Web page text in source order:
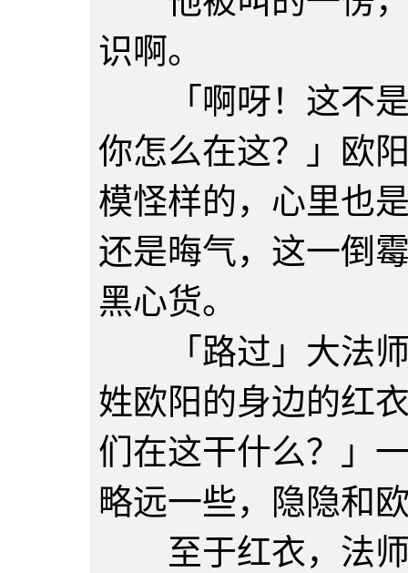
识啊。
「啊呀！这不是
你怎么在这？」欧
模怪样的，心里也
还是晦气，这一倒
黑心货。
「路过」大法师
姓欧阳的身边的红
们在这干什么？」
略远一些，隐隐和
至于红衣，法师